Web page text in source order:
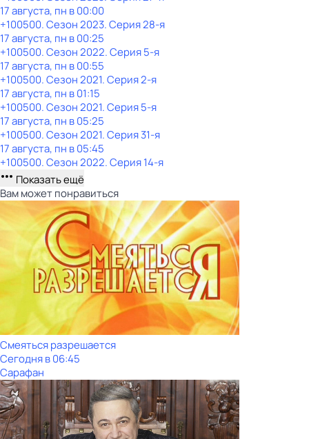
17 августа, пн в 00:00
+100500. Сезон 2023. Серия 28-я
17 августа, пн в 00:25
+100500. Сезон 2022. Серия 5-я
17 августа, пн в 00:55
+100500. Сезон 2021. Серия 2-я
17 августа, пн в 01:15
+100500. Сезон 2021. Серия 5-я
17 августа, пн в 05:25
+100500. Сезон 2021. Серия 31-я
17 августа, пн в 05:45
+100500. Сезон 2022. Серия 14-я
Показать ещё
Вам может понравиться
Смеяться разрешается
Сегодня в 06:45
Сарафан